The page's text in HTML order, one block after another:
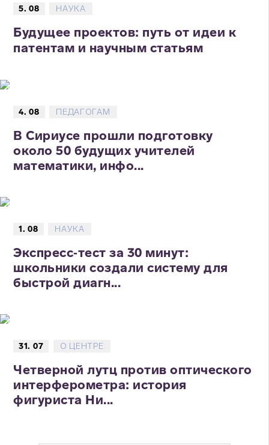
5. 08 НАУКА
Будущее проектов: путь от идеи к
патентам и научным статьям
4. 08 ПЕДАГОГАМ
В Сириусе прошли подготовку
около 50 будущих учителей
математики, инфо...
1. 08 НАУКА
Экспресс‑тест за 30 минут:
школьники создали систему для
быстрой диагн...
31. 07 О ЦЕНТРЕ
Четверной лутц против оптического
интерферометра: история
фигуриста Ни...